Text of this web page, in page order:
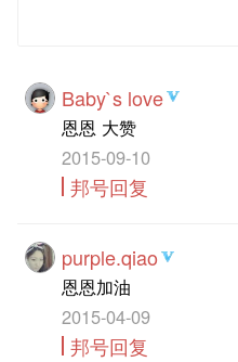
Baby`s love
恩恩 大赞
2015-09-10
邦号回复
purple.qiao
恩恩加油
2015-04-09
邦号回复